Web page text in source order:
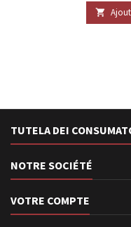

TUTELA DEI
NOTRE SOCIÉTÉ
VOTRE COMPTE